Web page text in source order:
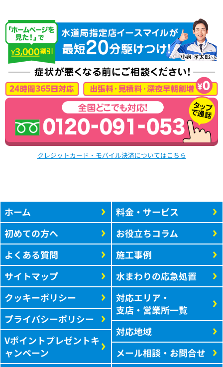
クレジットカード・モバイル決済についてはこちら
ホーム
初めての方へ
よくある質問
サイトマップ
クッキーポリシー
プライバシーポリシー
Vポイントプレゼントキ
ャンペーン
料金・サービス
お役立ちコラム
施工事例
水まわりの応急処置
対応エリア・
支店・営業所一覧
対応地域
メール相談・お問合せ